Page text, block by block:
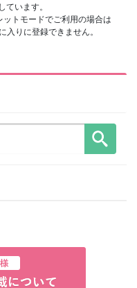
ています。
トモードでご利用の場合は
りに登録できません。